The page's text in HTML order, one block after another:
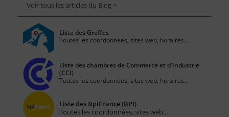
Voir tous les articles du Blog >
Liste des Greffes
Toutes les coordonnées, sites web, horaires...
Liste des chambres de Commerce et d'Industrie
(CCI)
Toutes les coordonnées, sites web, horaires...
Liste des BpiFrance (BPI)
Toutes les coordonnées, sites web...